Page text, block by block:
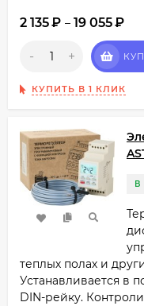
2 135₽ – 19 055₽
- +
КУПИТЬ В 1 КЛИК
В
теплых полах и
Устанавливается в
DIN-рейку.